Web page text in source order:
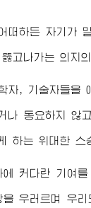
떠하든 자기가
고나가는 의지
자, 기술자들을
나 동요하지 않
하는 위대한 스
에 커다란 기여
우러르며 우